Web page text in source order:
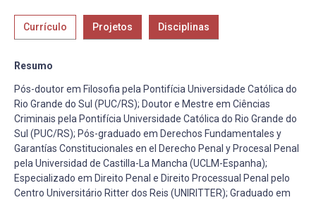
Currículo Projetos Disciplinas
Resumo
Pós-doutor em Filosofia pela Pontifícia Universidade Católica do
Rio Grande do Sul (PUC/RS); Doutor e Mestre em Ciências
Criminais pela Pontifícia Universidade Católica do Rio Grande do
Sul (PUC/RS); Pós-graduado em Derechos Fundamentales y
Garantías Constitucionales en el Derecho Penal y Procesal Penal
pela Universidad de Castilla-La Mancha (UCLM-Espanha);
Especializado em Direito Penal e Direito Processual Penal pelo
Centro Universitário Ritter dos Reis (UNIRITTER); Graduado em